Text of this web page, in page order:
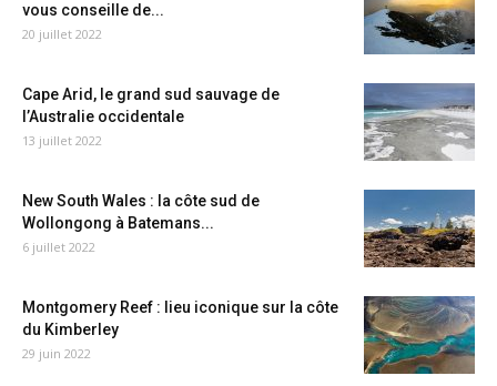
vous conseille de...
20 juillet 2022
Cape Arid, le grand sud sauvage de
l’Australie occidentale
13 juillet 2022
New South Wales : la côte sud de
Wollongong à Batemans...
6 juillet 2022
Montgomery Reef : lieu iconique sur la côte
du Kimberley
29 juin 2022